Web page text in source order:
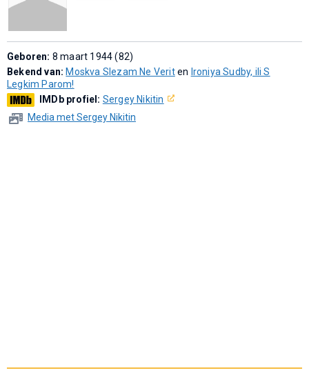
Geboren: 8 maart 1944 (82)
Bekend van: Moskva Slezam Ne Veriten Ironiya Sudby, ili S
Legkim Parom!
IMDb profiel: Sergey Nikitin
Media met Sergey Nikitin